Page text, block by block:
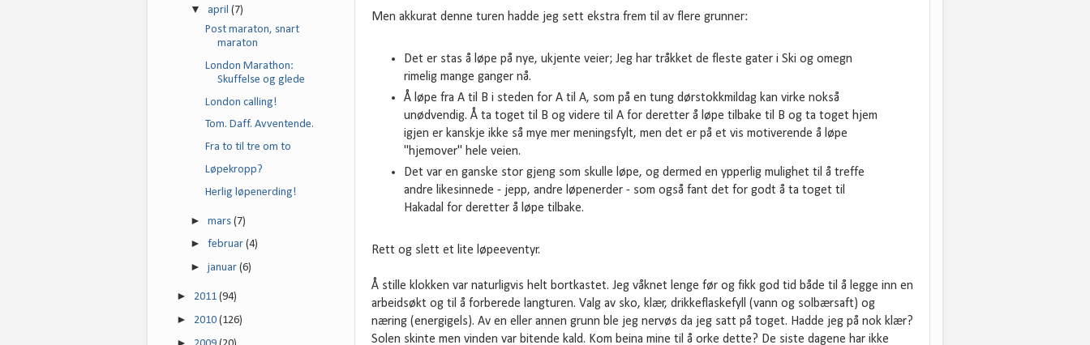
Men akkurat denne turen hadde jeg sett ekstra frem til av flere grunner:
Det er stas å løpe på nye, ukjente veier; Jeg har tråkket de fleste gater i Ski og omegn
rimelig mange ganger nå.
Å løpe fra A til B i steden for A til A, som på en tung dørstokkmildag kan virke nokså
unødvendig. Å ta toget til B og videre til A for deretter å løpe tilbake til B og ta toget hjem
igjen er kanskje ikke så mye mer meningsfylt, men det er på et vis motiverende å løpe
"hjemover" hele veien.
Det var en ganske stor gjeng som skulle løpe, og dermed en ypperlig mulighet til å treffe
andre likesinnede - jepp, andre løpenerder - som også fant det for godt å ta toget til
Hakadal for deretter å løpe tilbake.
Rett og slett et lite løpeeventyr.
Å stille klokken var naturligvis helt bortkastet. Jeg våknet lenge før og fikk god tid både til å legge inn en
arbeidsøkt og til å forberede langturen. Valg av sko, klær, drikkeflaskefyll (vann og solbærsaft) og
næring (energigels). Av en eller annen grunn ble jeg nervøs da jeg satt på toget. Hadde jeg på nok klær?
Solen skinte men vinden var bitende kald. Kom beina mine til å orke dette? De siste dagene har ikke
▼april(7)
Post maraton, snart
maraton
London Marathon:
Skuffelse og glede
London calling!
Tom. Daff. Avventende.
Fra to til tre om to
Løpekropp?
Herlig løpenerding!
►mars(7)
►februar(4)
►januar(6)
► 2011 (94)
► 2010 (126)
►